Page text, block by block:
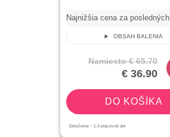
Najnižšia cena za posledných
OBSAH BALENIA
Namiesto € 65.70
€ 36.90
DO KOŠÍKA
Doručenie ~ 1-3 pracovné dni